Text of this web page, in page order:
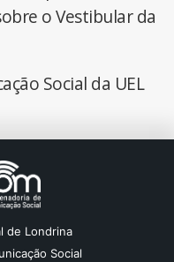
o Vestibular da
Social da UEL
de Londrina
Social